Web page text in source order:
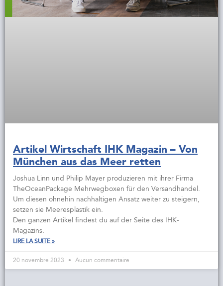
Artikel Wirtschaft IHK Magazin – Von
München aus das Meer retten
Joshua Linn und Philip Mayer produzieren mit ihrer Firma
TheOceanPackage Mehrwegboxen für den Versandhandel.
Um diesen ohnehin nachhaltigen Ansatz weiter zu steigern,
setzen sie Meeresplastik ein.
Den ganzen Artikel findest du auf der Seite des IHK-
Magazins.
LIRE LA SUITE »
20 novembre 2023 Aucun commentaire